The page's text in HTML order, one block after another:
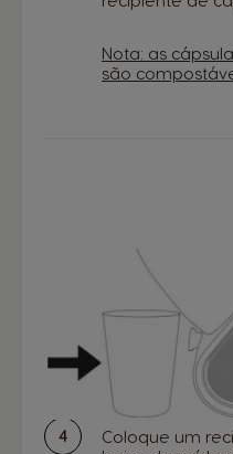
Nota: as
são
Coloque um